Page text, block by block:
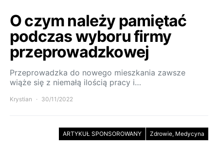
O czym należy pamiętać
podczas wyboru firmy
przeprowadzkowej
Przeprowadzka do nowego mieszkania zawsze
wiąże się z niemałą ilością pracy i…
Krystian 30/11/2022
ARTYKUŁ SPONSOROWANY Zdrowie, Medycyna